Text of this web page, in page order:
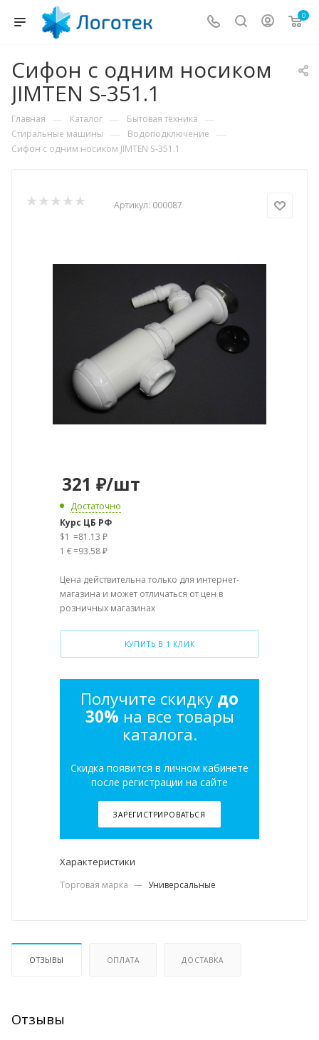
0
Сифон с одним носиком
JIMTEN S-351.1
Главная — Каталог — Бытовая техника —
Стиральные машины — Водоподключение —
Сифон с одним носиком JIMTEN S-351.1
Артикул: 000087
321 ₽/шт
Достаточно
Курс ЦБ РФ
$1 =81.13 ₽
1 €=93.58 ₽
Цена действительна только для интернет-
магазина и может отличаться от цен в
розничных магазинах
КУПИТЬ В 1 КЛИК
Получите скидку до
30% на все товары
каталога.
Скидка появится в личном кабинете
после регистрации на сайте
ЗАРЕГИСТРИРОВАТЬСЯ
Характеристики
Торговая марка — Универсальные
ОТЗЫВЫ ОПЛАТА ДОСТАВКА
Отзывы